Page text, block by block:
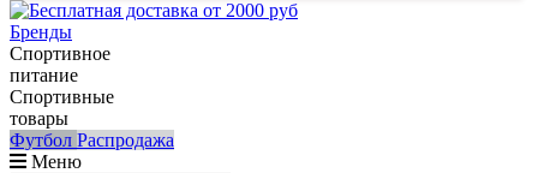
Бренды
Спортивное
питание
Спортивные
товары
Футбол Распродажа
Меню